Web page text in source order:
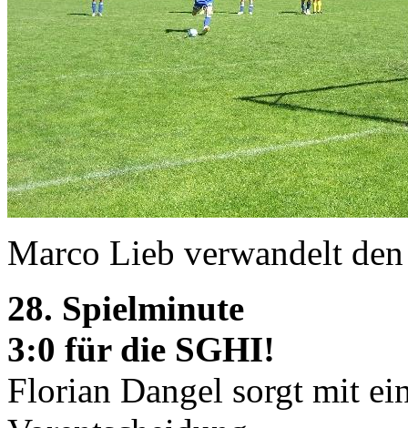
Marco Lieb verwandelt
28. Spielminute
3:0 für die SGHI!
Florian Dangel sorgt mit